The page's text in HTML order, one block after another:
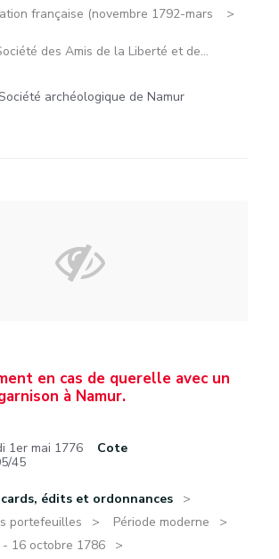
française (novembre 1792-mars
des Amis de la Liberté et de...
archéologique de Namur
en cas de querelle avec un
à Namur.
1er mai 1776
Cote
45
édits et ordonnances
portefeuilles
Période moderne
16 octobre 1786